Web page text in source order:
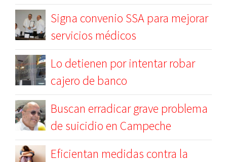
Signa convenio SSA para mejorar
servicios médicos
Lo detienen por intentar robar
cajero de banco
Buscan erradicar grave problema
de suicidio en Campeche
Eficientan medidas contra la